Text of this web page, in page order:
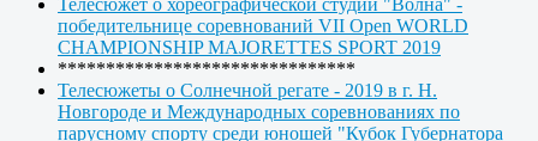
победительнице соревнований VII Open WORLD
CHAMPIONSHIP MAJORETTES SPORT 2019
*******************************
Телесюжеты о Солнечной регате - 2019 в г. Н.
Новгороде и Международных соревнованиях по
парусному спорту среди юношей "Кубок Губернатора